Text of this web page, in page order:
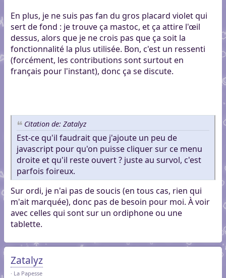
En plus, je ne suis pas fan du gros placard violet qui
sert de fond : je trouve ça mastoc, et ça attire l'œil
dessus, alors que je ne crois pas que ça soit la
fonctionnalité la plus utilisée. Bon, c'est un ressenti
(forcément, les contributions sont surtout en
français pour l'instant), donc ça se discute.
Citation de: Zatalyz
Est-ce qu'il faudrait que j'ajoute un peu de
javascript pour qu'on puisse cliquer sur ce menu
droite et qu'il reste ouvert ? juste au survol, c'est
parfois foireux.
Sur ordi, je n'ai pas de soucis (en tous cas, rien qui
m'ait marquée), donc pas de besoin pour moi. À voir
avec celles qui sont sur un ordiphone ou une
tablette.
Zatalyz
La Papesse